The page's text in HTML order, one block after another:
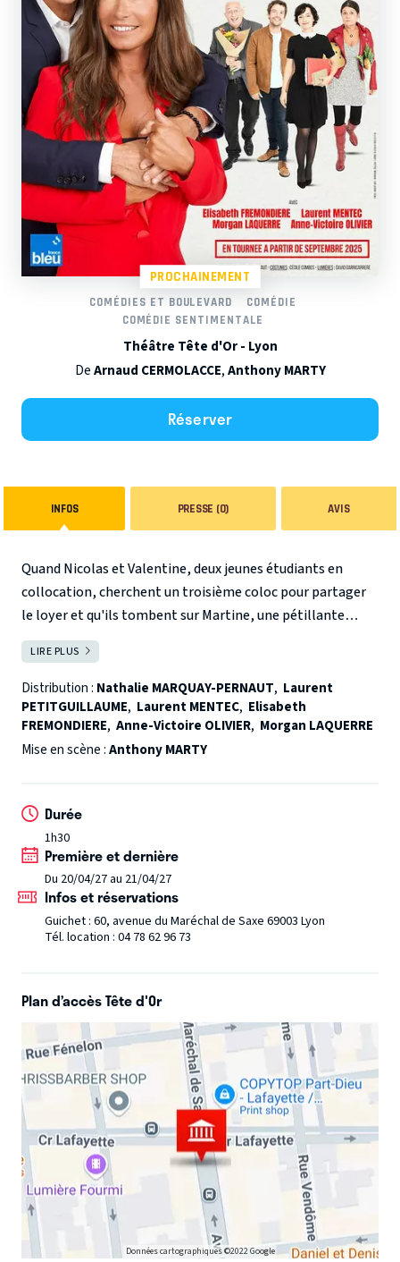
PROCHAINEMENT
COMÉDIES ET BOULEVARD
COMÉDIE
COMÉDIE SENTIMENTALE
Théâtre Tête d'Or - Lyon
DeArnaud CERMOLACCE,Anthony MARTY
Réserver
INFOS PRESSE (0) AVIS
Quand Nicolas et Valentine, deux jeunes étudiants en
collocation, cherchent un troisième coloc pour partager
le loyer et qu'ils tombent sur Martine, une pétillante
quinquagénaire ayant quitté son mari et perdu son
emploi, la cohabitation va être mouvementée !
si pour arrondir leur fin de mois, chacun d'eux passe une
annonce... Entre mari, clients et parents, le petit studio
parisien de Nicolas, Valentine et... Martine va devenir le
lieu de toutes les rencontres et de toutes les surprises...
LIRE PLUS
Distribution : Nathalie MARQUAY-PERNAUT, Laurent
PETITGUILLAUME, Laurent MENTEC, Elisabeth
FREMONDIERE, Anne-Victoire OLIVIER, Morgan LAQUERRE
Mise en scène :Anthony MARTY
Durée
1h30
Première et dernière
Du 20/04/27 au 21/04/27
Infos et réservations
Guichet : 60, avenue du Maréchal de Saxe 69003 Lyon
Tél. location : 04 78 62 96 73
Plan d’accès Tête d'Or
Données cartographiques ©2022 Google